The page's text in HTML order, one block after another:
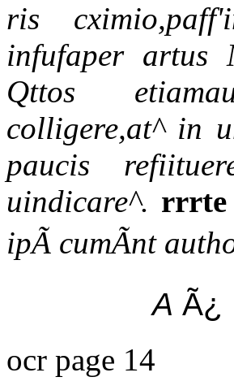
ris
infufaper artus
Qttos
colligere,at^ in
paucis
uindicare^. rrrte
ipÃ cumÃnt
A Ã¿
ocr page 14